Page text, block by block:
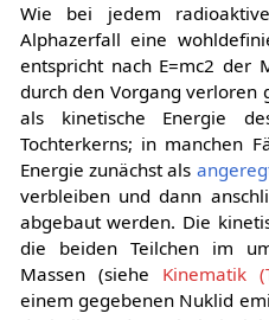
Wie bei jedem
Alphazerfall eine
entspricht nach E=mc2 der
durch den Vorgang verloren
als kinetische Energie
Tochterkerns; in manchen
Energie zunächst als
verbleiben und dann
abgebaut werden. Die
die beiden Teilchen im
Massen (siehe Kinematik
einem gegebenen Nuklid